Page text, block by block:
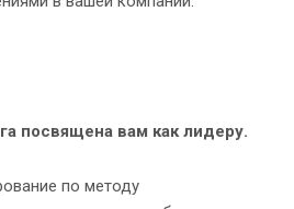
посвящена вам как лидеру.
по методу